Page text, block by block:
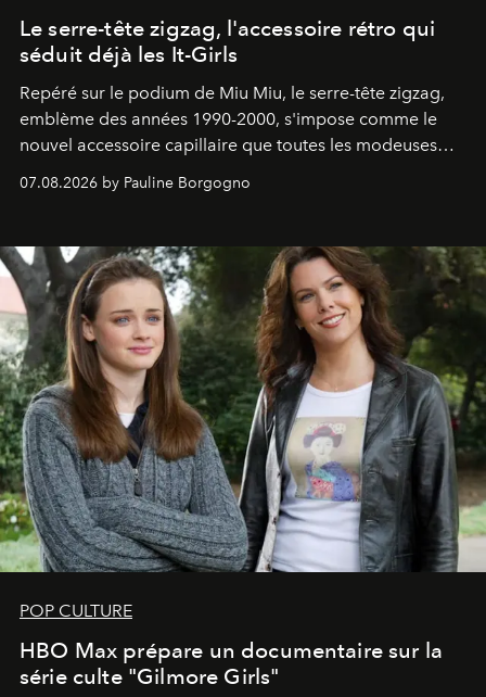
Le serre-tête zigzag, l'accessoire rétro qui
séduit déjà les It-Girls
Repéré sur le podium de Miu Miu, le serre-tête zigzag,
emblème des années 1990-2000, s'impose comme le
nouvel accessoire capillaire que toutes les modeuses
07.08.2026 by Pauline Borgogno
POP CULTURE
HBO Max prépare un documentaire sur la
série culte "Gilmore Girls"